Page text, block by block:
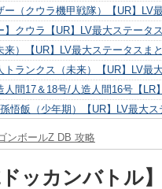
（クウラ機甲戦隊）【UR】LV
クウラ【UR】LV最大ステータ
来）【UR】LV最大ステータスま
ランクス（未来）【UR】LV最
間17＆18号/人造人間16号【LR
悟飯（少年期）【UR】LV最大
間18号【UR】LV最大ステータス
【UR】LV最大ステータスまと
16号【UR】LV最大ステータスま
ンボールZ DB 攻略
ドッカンバトル